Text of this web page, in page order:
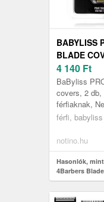
BABYLISS
BLADE
TOLDALÉK
4 140 Ft
BaByliss
covers, 2 db,
férfiaknak,
ugyanolyan
korábban? Itt...
férfi,
notino.hu
Hasonlók,
4Barbers
2 db